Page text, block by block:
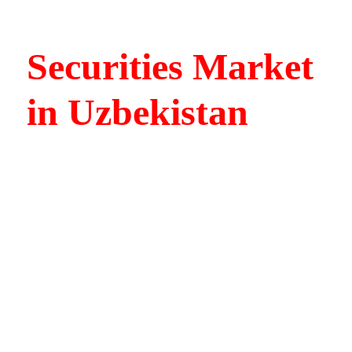
Securities Market
in Uzbekistan